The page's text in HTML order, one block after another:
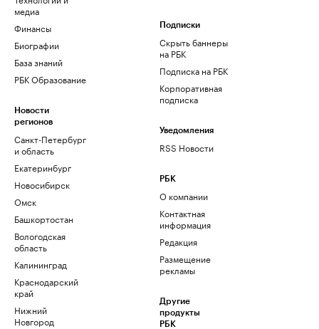
медиа
Финансы
Биографии
База знаний
РБК Образование
Новости
регионов
Санкт-Петербург
и область
Екатеринбург
Новосибирск
Омск
Башкортостан
Вологодская
область
Калининград
Краснодарский
край
Нижний
Новгород
Подписки
Скрыть баннеры
на РБК
Подписка на РБК
Корпоративная
подписка
Уведомления
RSS Новости
РБК
О компании
Контактная
информация
Редакция
Размещение
рекламы
Другие
продукты
РБК